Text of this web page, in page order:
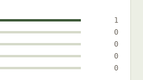
1
0
0
0
0